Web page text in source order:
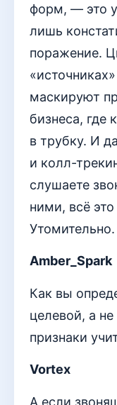
форм, — это
лишь
поражение.
маскируют
бизнеса, где
в трубку. И
и колл-
слушаете
ними, всё
Утомительно.
Amber_Spark
Как вы
целевой, а
признаки
Vortex
А если